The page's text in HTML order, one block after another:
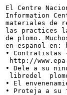
El Centre
Information
materiales de
las practices
de plomo.
en espanol en:
• Contratistas
http://
• Dele a su
libredel
• El
• Proteja a su